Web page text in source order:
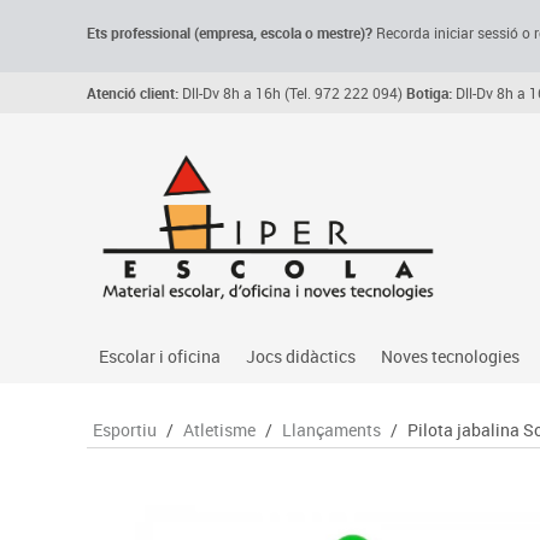
Ets professional (empresa, escolao mestre)? Recorda iniciar sessió o
Atenció client: Dll-Dv 8h a 16h (Tel. 972 222 094)Botiga: Dll-Dv 8h a
Escolar i oficina
Arxiu, carpetes i classificadors
Jocs didàctics
Primeres edats
Noves tecnologies
Audio
Esportiu / Atletisme / Llançaments / Pilota jabalina